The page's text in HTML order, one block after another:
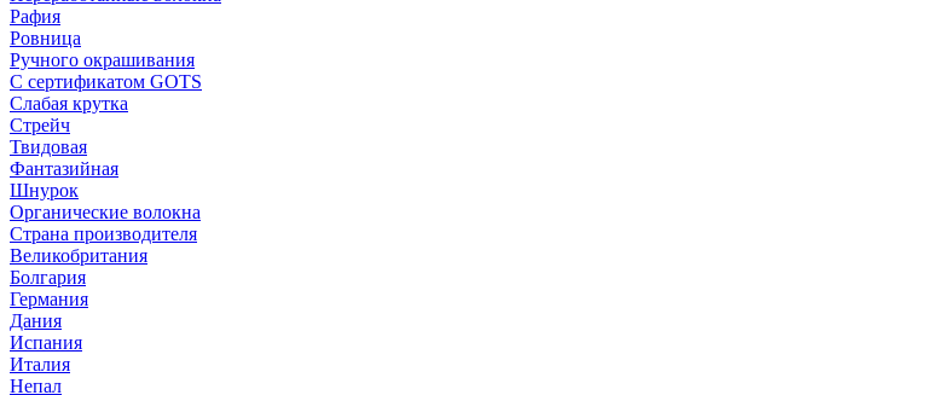
Рафия
Ровница
Ручного окрашивания
С сертификатом GOTS
Слабая крутка
Стрейч
Твидовая
Фантазийная
Шнурок
Органические волокна
Страна производителя
Великобритания
Болгария
Германия
Дания
Испания
Италия
Непал